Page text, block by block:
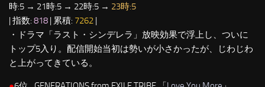
時:5 → 21時:5 → 22時:5 → 23時:5
| 指数: 818 | 累積: 7262 |
・ドラマ「ラスト・シンデレラ」放映効果で浮上し、ついに
トップ5入り。配信開始当初は勢いが小さかったが、じわじわ
と上がってきている。